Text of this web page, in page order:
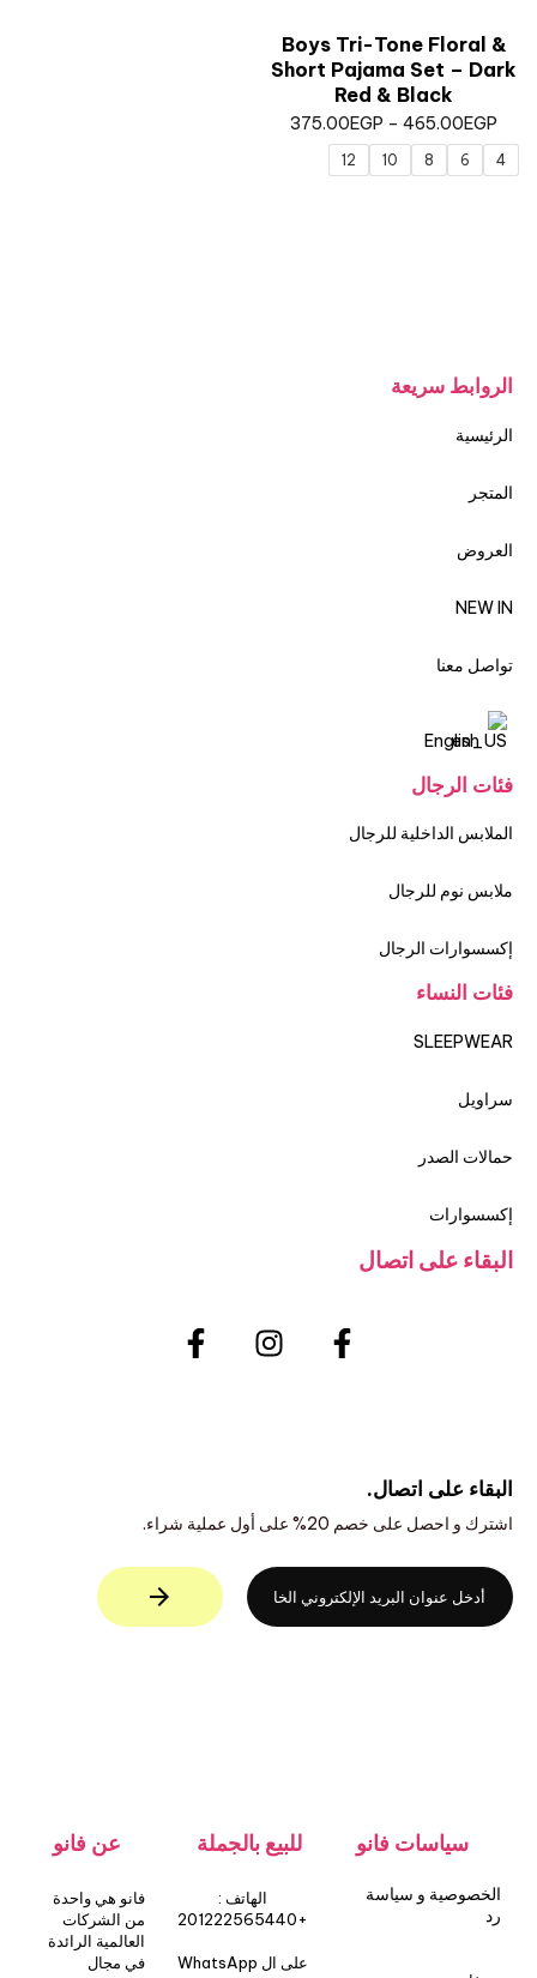
Boys Tri-Tone Floral &
Short Pajama Set – Dark
Red & Black
375.00EGP – 465.00EGP
4
6
8
10
12
الروابط سريعة
الرئيسية
المتجر
العروض
NEW IN
تواصل معنا
English
فئات الرجال
الملابس الداخلية للرجال
ملابس نوم للرجال
إكسسوارات الرجال
فئات النساء
SLEEPWEAR
سراويل
حمالات الصدر
إكسسوارات
البقاء على اتصال
البقاء على اتصال.
اشترك و احصل على خصم 20% على أول عملية شراء.
سياسات فانو
الخصوصية و سياسة
رد
للبيع بالجملة
الهاتف :
+201222565440
على ال WhatsApp
عن فانو
فانو هي واحدة
من الشركات
العالمية الرائدة
في مجال